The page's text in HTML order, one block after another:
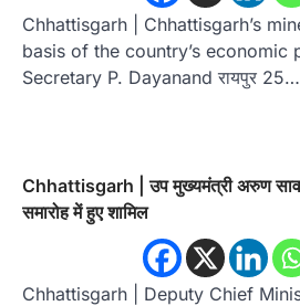
Chhattisgarh | Chhattisgarh’s
basis of the country’s economic
Secretary P. Dayanand रायपुर 25…
Chhattisgarh | उप मुख्यमंत्री अरुण साव
समारोह में हुए शामिल
Chhattisgarh | Deputy Chief